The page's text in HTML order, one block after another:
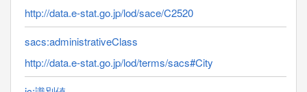
http://data.e-stat.go.jp/lod/sace/C2520
sacs:administrativeClass
http://data.e-stat.go.jp/lod/terms/sacs#City